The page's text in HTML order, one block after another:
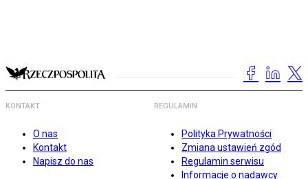
KONTAKT
O nas
Kontakt
Napisz do nas
REGULAMIN
Polityka Prywatności
Zmiana ustawień zgód
Regulamin serwisu
Informacje o nadawcy